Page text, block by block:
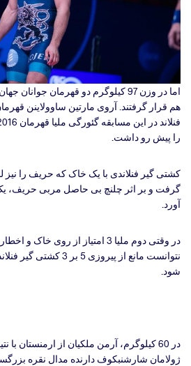
اما در وزن 97 کیلوگرم دو قهرمان
را پیش رو داشت.
گرفت و بر اثر چلنچ بی حاصل مربی حریف، یک
آورد.
در وقتی دوم ملیا 3 امتیاز از روی
نتوانست مانع از پیروزی
شود.